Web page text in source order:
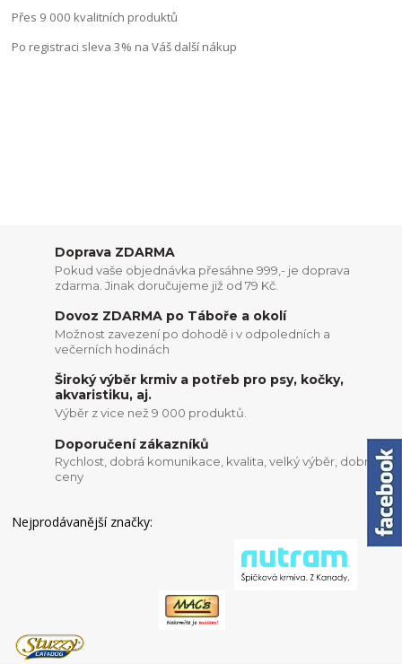
Přes 9 000 kvalitních produktů
Po registraci sleva 3% na Váš další nákup
Doprava ZDARMA
Pokud vaše objednávka přesáhne 999,- je doprava
zdarma. Jinak doručujeme již od 79 Kč.
Dovoz ZDARMA po Táboře a okolí
Možnost zavezení po dohodě i v odpoledních a
večerních hodinách
Široký výběr krmiv a potřeb pro psy, kočky,
akvaristiku, aj.
Výběr z vice než 9 000 produktů.
Doporučení zákazníků
Rychlost, dobrá komunikace, kvalita, velký výběr, dobré
ceny
Nejprodávanější značky: